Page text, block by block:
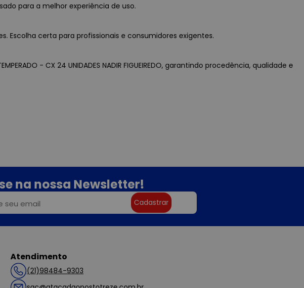
para a melhor experiência de uso.
Escolha certa para profissionais e consumidores exigentes.
- CX 24 UNIDADES NADIR FIGUEIREDO, garantindo procedência, qualidade e
na nossa Newsletter!
Cadastrar
Atendimento
(21)98484-9303